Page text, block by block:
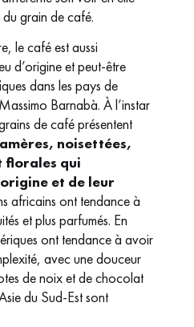
du grain de café.
le café est aussi
d’origine et peut-être
dans les pays de
Barnabà. À l’instar
de café présentent
noisettées,
florales qui
et de leur
africains ont tendance à
et plus parfumés. En
ont tendance à avoir
avec une douceur
de noix et de chocolat
du Sud-Est sont